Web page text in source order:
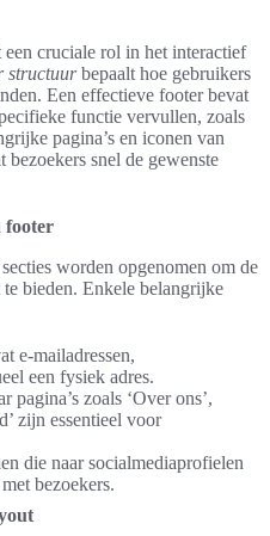
cruciale rol in het interactief
structuurbepaalt hoe gebruikers
Een effectieve footer bevat
functie vervullen, zoals
pagina’s en iconen van
snel de gewenste
footer
worden opgenomen om de
bieden. Enkele belangrijke
e-mailadressen,
een fysiek adres.
zoals ‘Over ons’,
zijn essentieel voor
die naar socialmediaprofielen
bezoekers.